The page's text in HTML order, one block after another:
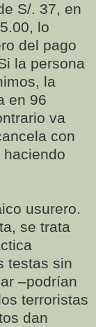
S/. 37, en
lo
del pago
la persona
la
en 96
va
con
usurero.
se trata
testas sin
–podrían
terroristas
dan